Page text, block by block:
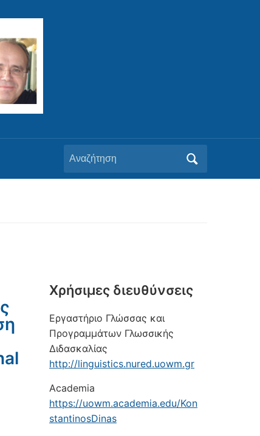
Αναζήτηση
για:
Xρήσιμες διευθύνσεις
Εργαστήριο Γλώσσας και
Προγραμμάτων Γλωσσικής
Διδασκαλίας
http://linguistics.nured.uowm.gr
Academia
https://uowm.academia.edu/Kon
stantinosDinas